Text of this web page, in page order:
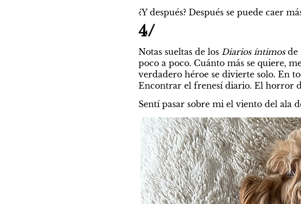
¿Y después? Después se puede caer
4/
Notas sueltas de los Diarios íntimos de
poco a poco. Cuánto más se quiere,
verdadero héroe se divierte solo. En
Encontrar el frenesí diario. El horror
Sentí pasar sobre mi el viento del ala